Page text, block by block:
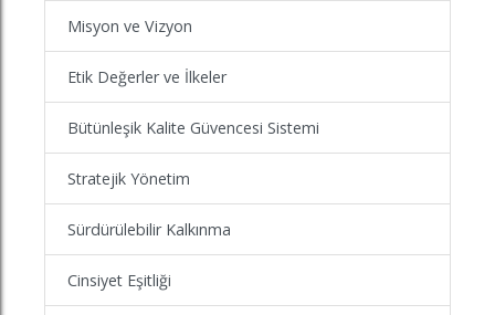
Misyon ve Vizyon
Etik Değerler ve İlkeler
Bütünleşik Kalite Güvencesi Sistemi
Stratejik Yönetim
Sürdürülebilir Kalkınma
Cinsiyet Eşitliği